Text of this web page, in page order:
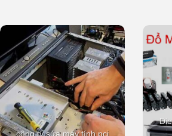
công ty sửa máy tính pci